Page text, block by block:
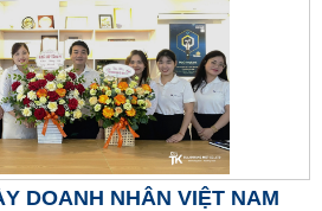
DOANH NHÂN VIỆT NAM